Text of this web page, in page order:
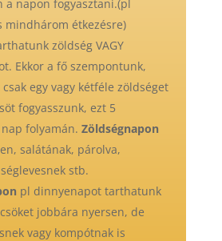
a napon fogyasztani.(pl
mindhárom étkezésre)
zöldség VAGY
Ekkor a fő szempontunk,
egy vagy kétféle zöldséget
fogyasszunk, ezt 5
folyamán. Zöldségnapon
salátának, párolva,
stb.
pl dinnyenapot tarthatunk
jobbára nyersen, de
vagy kompótnak is